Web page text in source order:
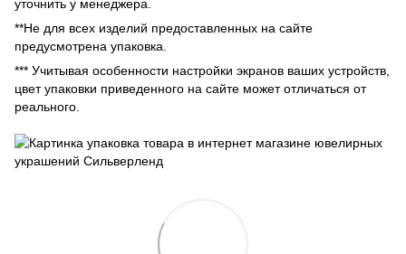
уточнить у менеджера.
**Не для всех изделий предоставленных на сайте
предусмотрена упаковка.
*** Учитывая особенности настройки экранов ваших устройств,
цвет упаковки приведенного на сайте может отличаться от
реального.